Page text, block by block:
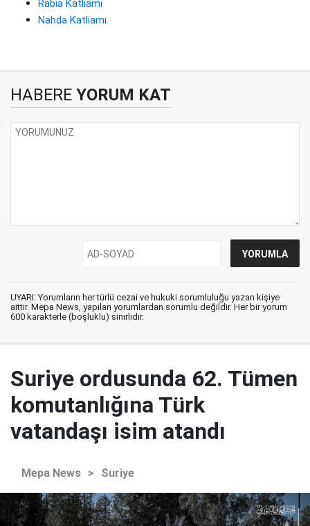
Rabia Katliamı
Nahda Katliamı
HABERE YORUM KAT
UYARI: Yorumların her türlü cezai ve hukuki sorumluluğu yazan kişiye
aittir. Mepa News, yapılan yorumlardan sorumlu değildir. Her bir yorum
600 karakterle (boşluklu) sınırlıdır.
Suriye ordusunda 62. Tümen
komutanlığına Türk
vatandaşı isim atandı
Mepa News > Suriye